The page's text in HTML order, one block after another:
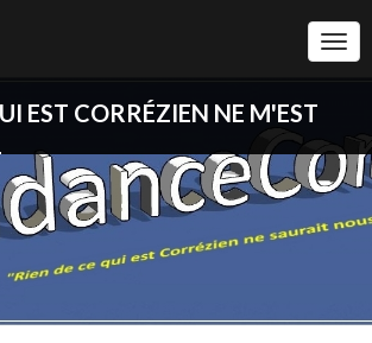
EST CORRÉZIEN NE M'EST